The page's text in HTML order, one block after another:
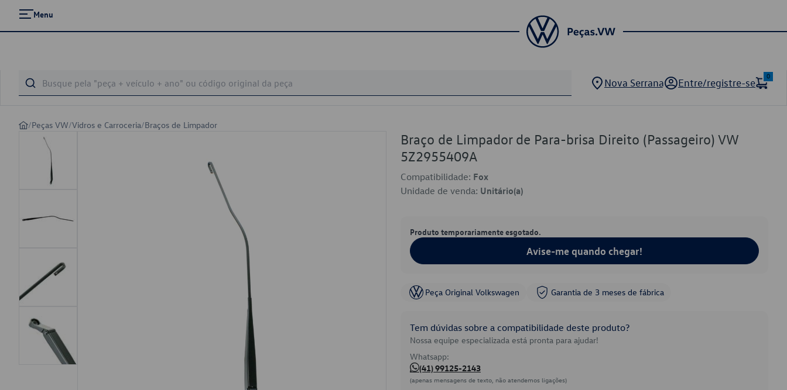
Menu
Nova Serrana Entre/registre-se
0
/Peças VW/Vidros e Carroceria/Braços de Limpador
Braço de Limpador de Para-brisa Direito (Passageiro) VW
5Z2955409A
Compatibilidade: Fox
Unidade de venda: Unitário(a)
Produto temporariamente esgotado.
Avise-me quando chegar!
Peça Original Volkswagen Garantia de 3 meses de fábrica
Tem dúvidas sobre a compatibilidade deste produto?
Nossa equipe especializada está pronta para ajudar!
Whatsapp:
(41) 99125-2143
(apenas mensagens de texto, não atendemos ligações)